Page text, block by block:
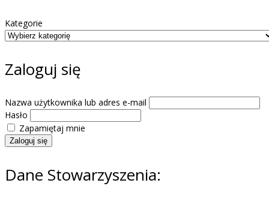
Kategorie
Zaloguj się
Nazwa użytkownika lub adres e-mail
Hasło
Zapamiętaj mnie
Zaloguj się
Dane Stowarzyszenia: